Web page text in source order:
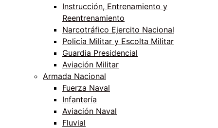
Instrucción, Entrenamiento y
Reentrenamiento
Narcotráfico Ejercito Nacional
Policía Militar y Escolta Militar
Guardia Presidencial
Aviación Militar
Armada Nacional
Fuerza Naval
Infantería
Aviación Naval
Fluvial